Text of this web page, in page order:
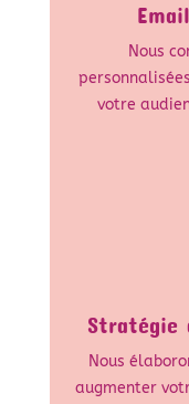
Nous
votre
Stratégie
Nous
augmenter